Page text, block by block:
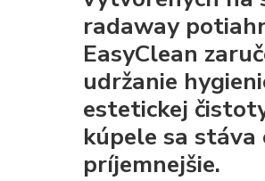
radaway
EasyClean
udržanie
estetickej
kúpele sa stáva
príjemnejšie.